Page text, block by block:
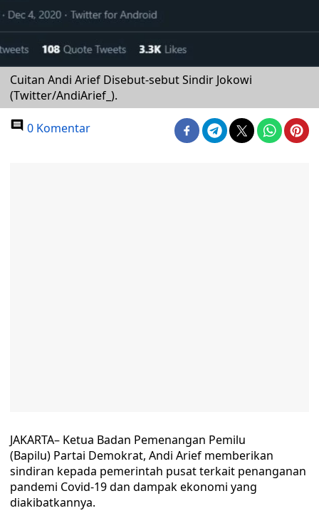
Cuitan Andi Arief Disebut-sebut Sindir Jokowi
(Twitter/AndiArief_).
0 Komentar
JAKARTA– Ketua Badan Pemenangan Pemilu
(Bapilu) Partai Demokrat, Andi Arief memberikan
sindiran kepada pemerintah pusat terkait penanganan
pandemi Covid-19 dan dampak ekonomi yang
diakibatkannya.